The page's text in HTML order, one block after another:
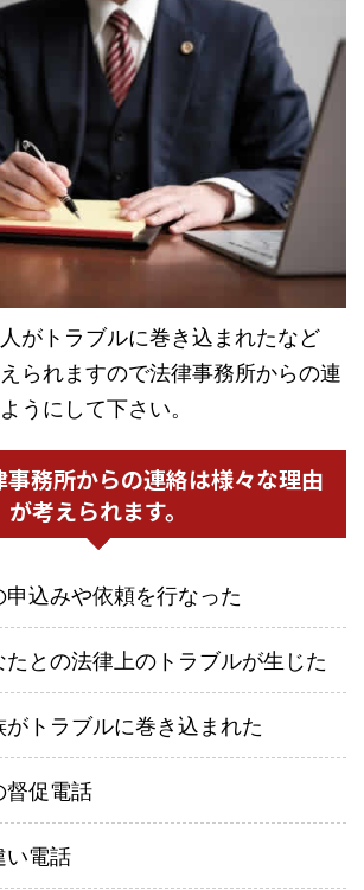
がトラブルに巻き込まれたなど
られますので法律事務所からの連
うにして下さい。
事務所からの連絡は様々な理由
が考えられます。
申込みや依頼を行なった
たとの法律上のトラブルが生じた
トラブルに巻き込まれた
督促電話
い電話